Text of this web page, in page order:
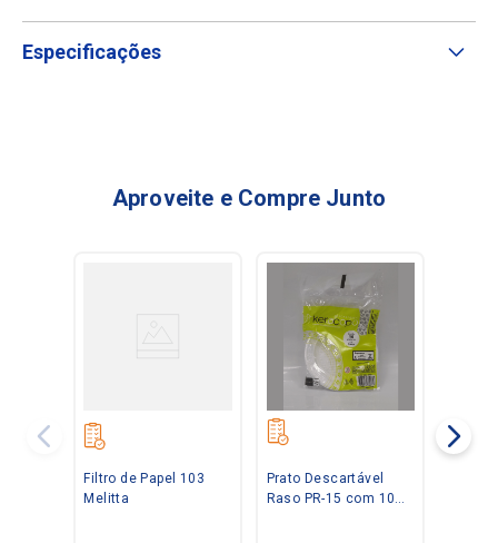
Especificações
Aproveite e Compre Junto
Filtro de Papel 103
Melitta
Prato Descartável
Raso PR-15 com 10